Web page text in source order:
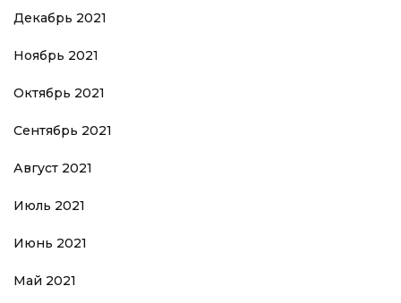
Декабрь 2021
Ноябрь 2021
Октябрь 2021
Сентябрь 2021
Август 2021
Июль 2021
Июнь 2021
Май 2021